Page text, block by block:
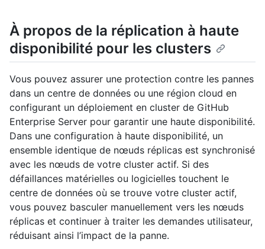
À propos de la réplication à haute
disponibilité pour les clusters
Vous pouvez assurer une protection contre les pannes
dans un centre de données ou une région cloud en
configurant un déploiement en cluster de GitHub
Enterprise Server pour garantir une haute disponibilité.
Dans une configuration à haute disponibilité, un
ensemble identique de nœuds réplicas est synchronisé
avec les nœuds de votre cluster actif. Si des
défaillances matérielles ou logicielles touchent le
centre de données où se trouve votre cluster actif,
vous pouvez basculer manuellement vers les nœuds
réplicas et continuer à traiter les demandes utilisateur,
réduisant ainsi l’impact de la panne.